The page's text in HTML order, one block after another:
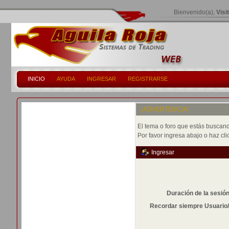
Bienvenido(a),
INICIO AYUDA INGRESAR REGISTRARSE
¡ADVERTENCIA!
El tema o foro que estás
Por favor ingresa abajo o haz
Ingresar
Duración de la
Recordar siempre